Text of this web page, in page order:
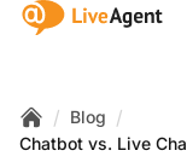
:site.title
Home
/ Blog /
Chatbot vs. Live